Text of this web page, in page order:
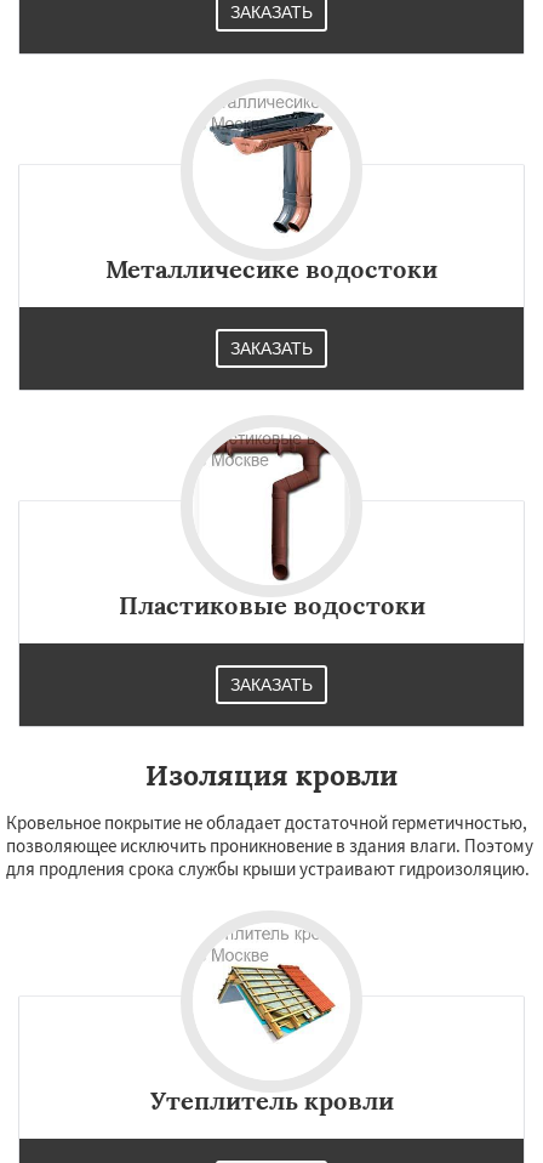
ЗАКАЗАТЬ
Металличесике водостоки
ЗАКАЗАТЬ
Пластиковые водостоки
ЗАКАЗАТЬ
Изоляция кровли
Кровельное покрытие не обладает достаточной герметичностью,
позволяющее исключить проникновение в здания влаги. Поэтому
для продления срока службы крыши устраивают гидроизоляцию.
Утеплитель кровли